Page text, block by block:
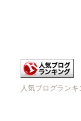
人気ブログランキ